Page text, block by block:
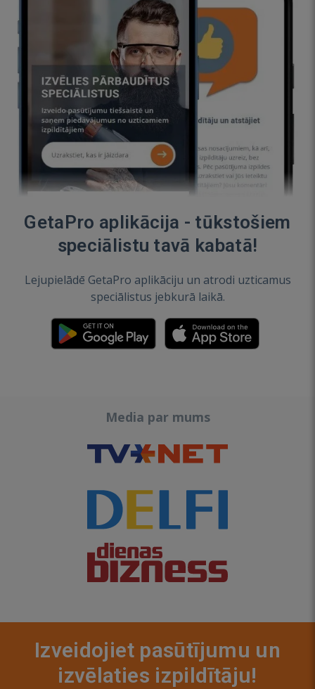
GetaPro aplikācija - tūkstošiem
speciālistu tavā kabatā!
Lejupielādē GetaPro aplikāciju un atrodi uzticamus
speciālistus jebkurā laikā.
Media par mums
Izveidojiet pasūtījumu un
izvēlaties izpildītāju!